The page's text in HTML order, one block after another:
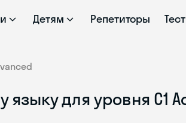
Детям Репетиторы
для уровня C1